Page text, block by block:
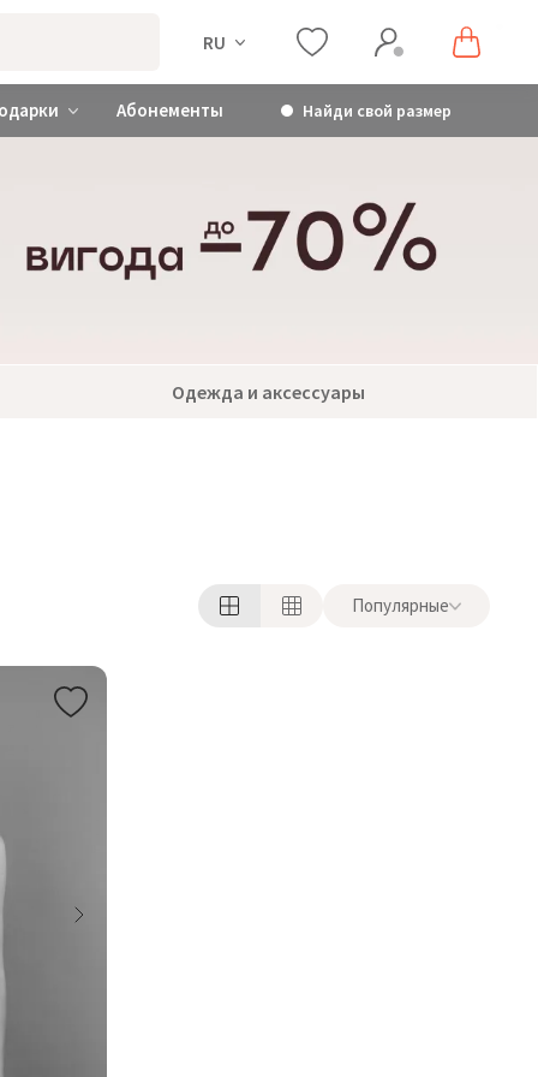
RU
Абонементы Найди свой размер
Одежда и аксессуары
Популярные